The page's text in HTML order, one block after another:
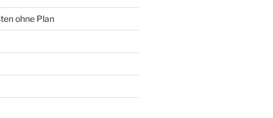
ohne Plan